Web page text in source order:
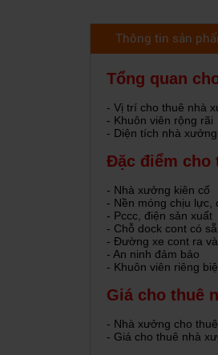
Thông tin sản
Tổng quan
- Vị trí cho thuê nhà
- Khuôn viên rộng rãi
- Diện tích nhà
Đặc điểm cho
- Nhà xưởng kiên cố
- Nền móng chịu lực,
- Pccc, điện sản xuất
- Chỗ dock cont có
- Đường xe cont ra
- An ninh đảm bảo
- Khuôn viên riêng
Giá cho thuê
- Nhà xưởng cho
- Giá cho thuê nhà